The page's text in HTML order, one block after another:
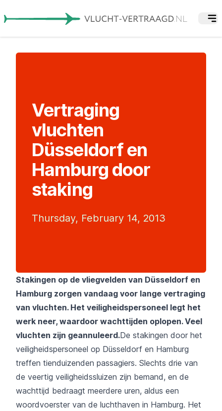
Vertraging
vluchten
Düsseldorf en
Hamburg door
staking
Thursday, February 14, 2013
Stakingen op de vliegvelden van Düsseldorf en
Hamburg zorgen vandaag voor lange vertraging
van vluchten. Het veiligheidspersoneel legt het
werk neer, waardoor wachttijden oplopen. Veel
vluchten zijn geannuleerd.De stakingen door het
veiligheidspersoneel op Düsseldorf en Hamburg
treffen tienduizenden passagiers. Slechts drie van
de veertig veiligheidssluizen zijn bemand, en de
wachttijd bedraagt meerdere uren, aldus een
woordvoerster van de luchthaven in Hamburg. Het